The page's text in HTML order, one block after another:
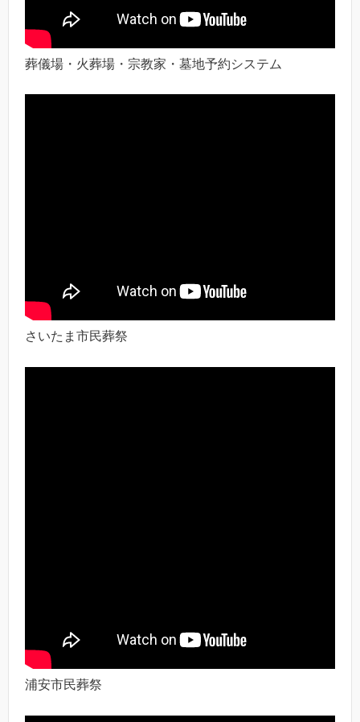
葬儀場・火葬場・宗教家・墓地予約システム
さいたま市民葬祭
浦安市民葬祭